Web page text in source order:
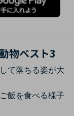
物ベスト3
て落ちる姿が大
飯を食べる様子